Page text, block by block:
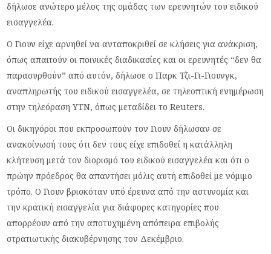
δήλωσε ανώτερο μέλος της ομάδας των ερευνητών του ειδικού
εισαγγελέα.
Ο Γιουν είχε αρνηθεί να ανταποκριθεί σε κλήσεις για ανάκριση,
όπως απαιτούν οι ποινικές διαδικασίες και οι ερευνητές “δεν θα
παρασυρθούν” από αυτόν, δήλωσε ο Παρκ Τζι-Γι-Γιουνγκ,
αναπληρωτής του ειδικού εισαγγελέα, σε τηλεοπτική ενημέρωση
στην τηλεόραση YTN, όπως μεταδίδει το Reuters.
Οι δικηγόροι που εκπροσωπούν τον Γιουν δήλωσαν σε
ανακοίνωσή τους ότι δεν τους είχε επιδοθεί η κατάλληλη
κλήτευση μετά τον διορισμό του ειδικού εισαγγελέα και ότι ο
πρώην πρόεδρος θα απαντήσει μόλις αυτή επιδοθεί με νόμιμο
τρόπο. Ο Γιουν βρισκόταν υπό έρευνα από την αστυνομία και
την κρατική εισαγγελία για διάφορες κατηγορίες που
απορρέουν από την αποτυχημένη απόπειρα επιβολής
στρατιωτικής διακυβέρνησης τον Δεκέμβριο.